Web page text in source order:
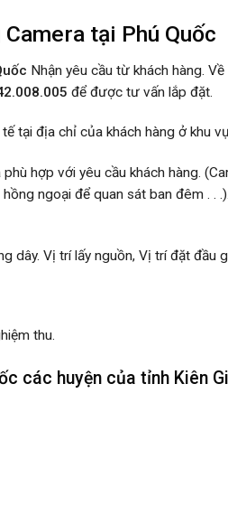
tại Phú Quốc
Nhận yêu cầu từ khách hàng.
để được tư vấn lắp đặt.
tại địa chỉ của khách hàng ở khu
hợp với yêu cầu khách hàng.
ngoại để quan sát ban đêm .
dây. Vị trí lấy nguồn, Vị trí đặt đầu
thu.
các huyện của tỉnh Kiên